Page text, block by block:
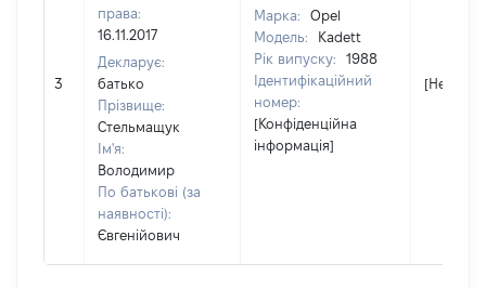
3
права:
16.11.2017
Декларує:
батько
Прізвище:
Стельмащук
Ім'я:
Володимир
По батькові (за
наявності):
Євгенійович
Марка:
Opel
Модель:
Kadett
Рік випуску:
1988
Ідентифікаційний
номер:
[Конфіденційна
інформація]
[Не